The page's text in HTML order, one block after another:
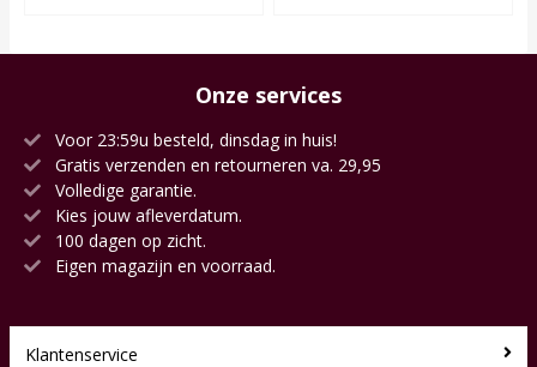
Onze services
Voor 23:59u besteld, dinsdag in huis!
Gratis verzenden en retourneren va. 29,95
Volledige garantie.
Kies jouw afleverdatum.
100 dagen op zicht.
Eigen magazijn en voorraad.
Klantenservice